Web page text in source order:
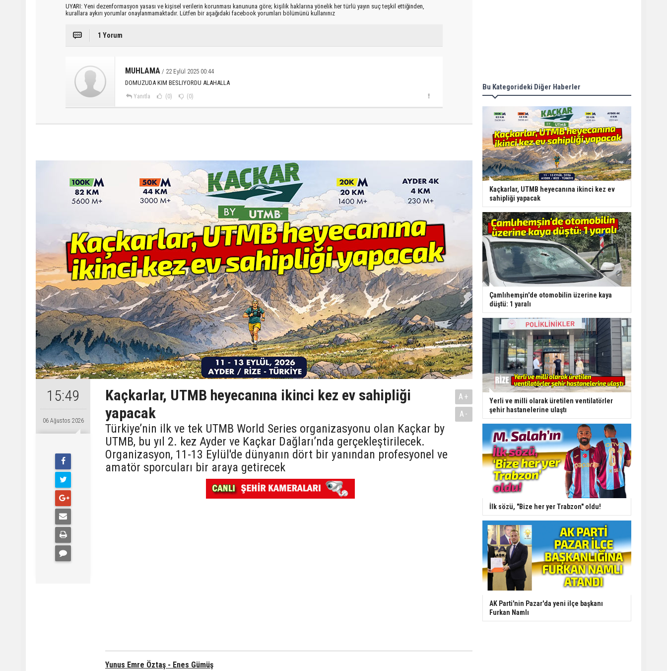
UYARI: Yeni dezenformasyon yasası ve kişisel verilerin korunması kanununa göre; kişilik haklarına yönelik her türlü yayın suç teşkil ettiğinden,
kurallara aykırı yorumlar onaylanmamaktadır. Lütfen bir aşağıdaki facebook yorumları bölümünü kullanınız
1 Yorum
MUHLAMA / 22 Eylül 2025 00:44
DOMUZUDA KIM BESLIYORDU ALAHALLA
Yanıtla (0) (0)
15:49
06 Ağustos 2026
Kaçkarlar, UTMB heyecanına ikinci kez ev sahipliği
yapacak
Türkiye’nin ilk ve tek UTMB World Series organizasyonu olan Kaçkar by
UTMB, bu yıl 2. kez Ayder ve Kaçkar Dağları’nda gerçekleştirilecek.
Organizasyon, 11-13 Eylül'de dünyanın dört bir yanından profesyonel ve
amatör sporcuları bir araya getirecek
A+
A-
Yunus Emre Öztaş - Enes Gümüş
Bu Kategorideki Diğer Haberler
Kaçkarlar, UTMB heyecanına ikinci kez ev
sahipliği yapacak
Çamlıhemşin'de otomobilin üzerine kaya
düştü: 1 yaralı
Yerli ve milli olarak üretilen ventilatörler
şehir hastanelerine ulaştı
İlk sözü, "Bize her yer Trabzon" oldu!
AK Parti'nin Pazar'da yeni ilçe başkanı
Furkan Namlı